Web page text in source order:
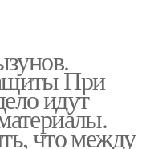
При
идут
что между